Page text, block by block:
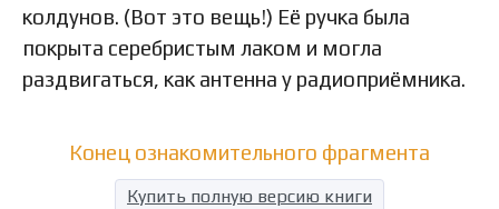
колдунов. (Вот это вещь!) Её ручка была
покрыта серебристым лаком и могла
раздвигаться, как антенна у радиоприёмника.
Конец ознакомительного фрагмента
Купить полную версию книги